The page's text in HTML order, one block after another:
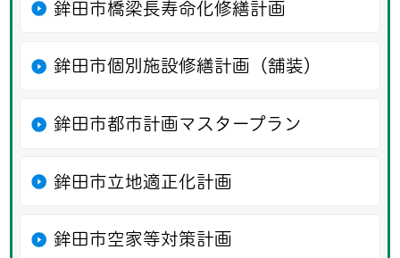
鉾田市橋梁長寿命化修繕計画
鉾田市個別施設修繕計画（舗装）
鉾田市都市計画マスタープラン
鉾田市立地適正化計画
鉾田市空家等対策計画